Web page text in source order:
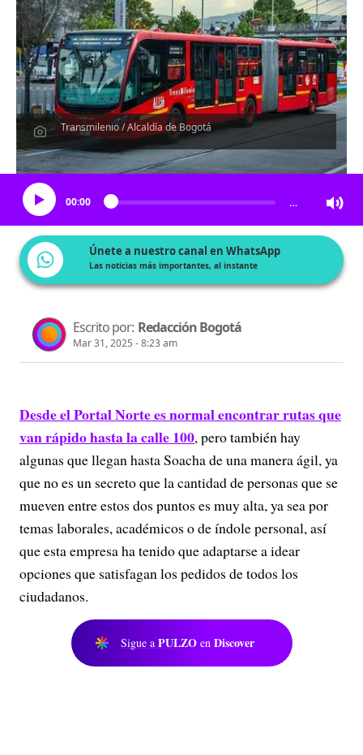
Transmilenio / Alcaldía de Bogotá
Escucha el artículo
00:00 …
Únete a nuestro canal en WhatsApp
Las noticias más importantes, al instante
Escrito por: Redacción Bogotá
Mar 31, 2025 - 8:23 am
Desde el Portal Norte es normal encontrar rutas que
van rápido hasta la calle 100, pero también hay
algunas que llegan hasta Soacha de una manera ágil, ya
que no es un secreto que la cantidad de personas que se
mueven entre estos dos puntos es muy alta, ya sea por
temas laborales, académicos o de índole personal, así
que esta empresa ha tenido que adaptarse a idear
opciones que satisfagan los pedidos de todos los
ciudadanos.
Sigue a PULZO en Discover